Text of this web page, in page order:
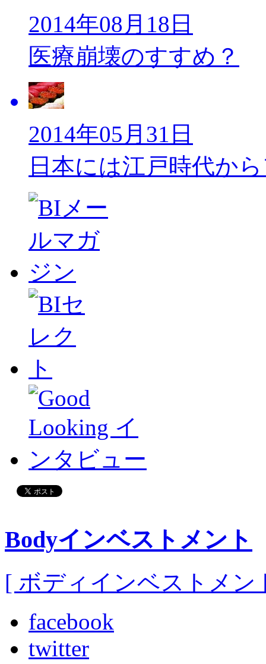
2014年08月18日
医療崩壊のすすめ？
2014年05月31日
日本には江戸時代か
Bodyインベストメント
[ ボディインベストメン
facebook
twitter